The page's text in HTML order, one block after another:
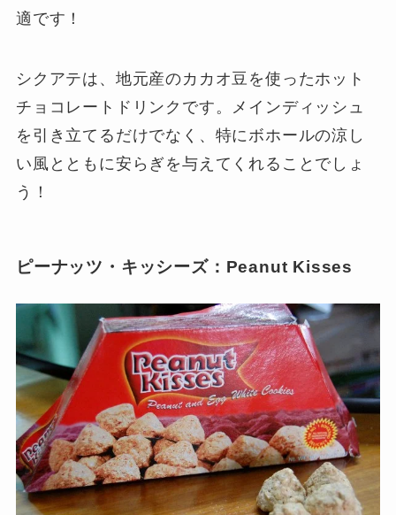
適です！
シクアテは、地元産のカカオ豆を使ったホット
チョコレートドリンクです。メインディッシュ
を引き立てるだけでなく、特にボホールの涼し
い風とともに安らぎを与えてくれることでしょ
う！
ピーナッツ・キッシーズ：Peanut Kisses